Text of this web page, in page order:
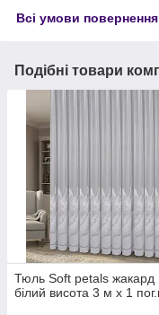
Всі умови повернення
Подібні товари
Тюль Soft petals жакард
білий висота 3 м х 1